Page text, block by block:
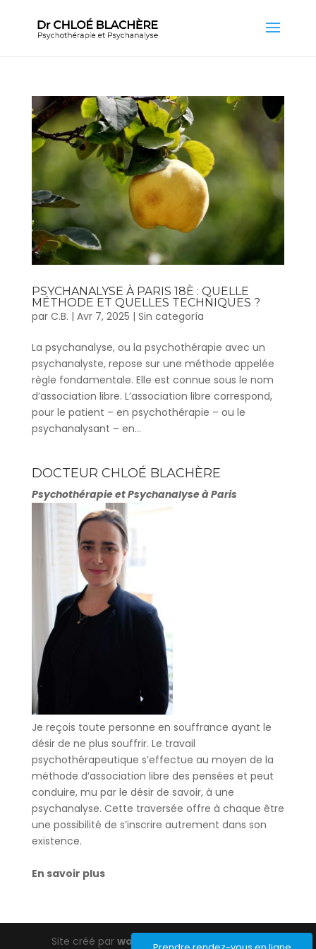
PSYCHANALYSE À PARIS 18È : QUELLE
MÉTHODE ET QUELLES TECHNIQUES ?
par C.B. | Avr 7, 2025 | Sin categoría
La psychanalyse, ou la psychothérapie avec un
psychanalyste, repose sur une méthode appelée
règle fondamentale. Elle est connue sous le nom
d’association libre. L’association libre correspond,
pour le patient – en psychothérapie – ou le
psychanalysant – en...
DOCTEUR CHLOÉ BLACHÈRE
Psychothérapie et Psychanalyse à Paris
Je reçois toute personne en souffrance ayant le
désir de ne plus souffrir. Le travail
psychothérapeutique s’effectue au moyen de la
méthode d’association libre des pensées et peut
conduire, mu par le désir de savoir, à une
psychanalyse. Cette traversée offre à chaque être
une possibilité de s’inscrire autrement dans son
existence.
En savoir plus
Site créé parwordpress-barcelona.com